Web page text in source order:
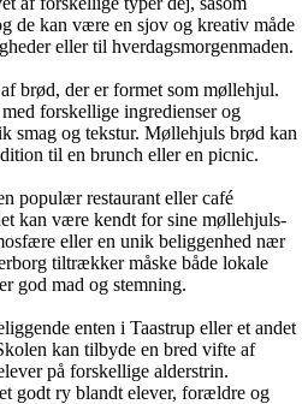
de kan være en sjov og kreativ måde
eller til hverdagsmorgenmaden.
brød, der er formet som møllehjul.
forskellige ingredienser og
smag og tekstur. Møllehjuls brød kan
til en brunch eller en picnic.
populær restaurant eller café
kan være kendt for sine møllehjuls-
eller en unik beliggenhed nær
tiltrækker måske både lokale
god mad og stemning.
enten i Taastrup eller et andet
kan tilbyde en bred vifte af
på forskellige alderstrin.
godt ry blandt elever, forældre og